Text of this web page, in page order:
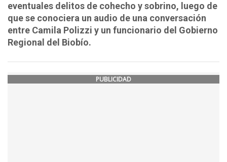
eventuales delitos de cohecho y sobrino, luego de
que se conociera un audio de una conversación
entre Camila Polizzi y un funcionario del Gobierno
Regional del Biobío.
PUBLICIDAD